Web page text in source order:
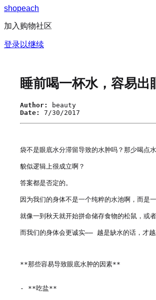
shopeach
加入购物社区
登录以继续
睡前喝一杯水，容易出
Author:
beauty
Date:
7/30/2017
袋不是眼底水分滞留导致的水肿吗？那少喝点
貌似逻辑上很成立啊？
答案都是否定的。
因为我们的身体不是一个纯粹的水池啊，而是
就像一到秋天就开始拼命储存食物的松鼠，或
而我们的身体会更诚实—— 越是缺水的话，才越
**那些容易导致眼底水肿的因素**
- **吃盐**